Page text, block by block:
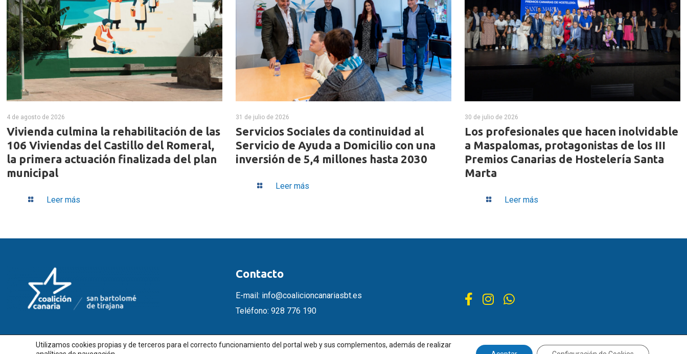
4 de agosto de 2026
Vivienda culmina la rehabilitación de las
106 Viviendas del Castillo del Romeral,
la primera actuación finalizada del plan
municipal
Leer más
31 de julio de 2026
Servicios Sociales da continuidad al
Servicio de Ayuda a Domicilio con una
inversión de 5,4 millones hasta 2030
Leer más
30 de julio de 2026
Los profesionales que hacen inolvidable
a Maspalomas, protagonistas de los III
Premios Canarias de Hostelería Santa
Marta
Leer más
Contacto
E-mail: info@coalicioncanariasbt.es
Teléfono:928 776 190
Utilizamos cookies propias y de terceros para el correcto funcionamiento del portal web y sus complementos, además de realizar